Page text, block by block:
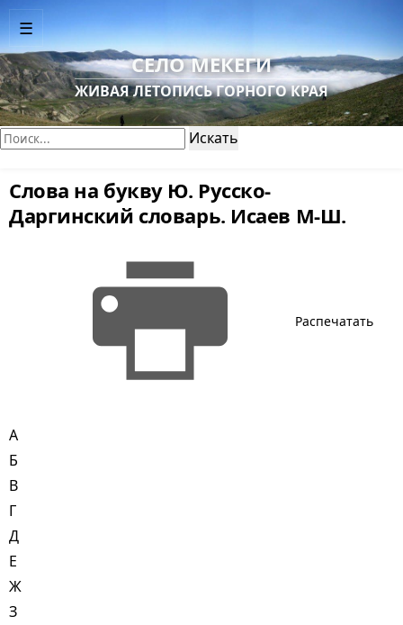
СЕЛО МЕКЕГИ
ЖИВАЯ ЛЕТОПИСЬ ГОРНОГО КРАЯ
Поиск: Искать
☰
Слова на букву Ю. Русско-
Даргинский словарь. Исаев М-Ш.
Распечатать
А
Б
В
Г
Д
Е
Ж
З